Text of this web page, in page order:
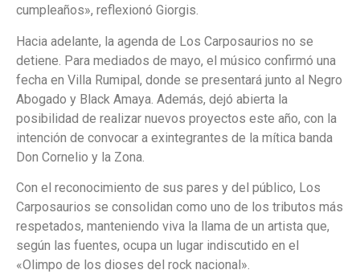
cumpleaños», reflexionó Giorgis.
Hacia adelante, la agenda de Los Carposaurios no se
detiene. Para mediados de mayo, el músico confirmó una
fecha en Villa Rumipal, donde se presentará junto al Negro
Abogado y Black Amaya. Además, dejó abierta la
posibilidad de realizar nuevos proyectos este año, con la
intención de convocar a exintegrantes de la mítica banda
Don Cornelio y la Zona.
Con el reconocimiento de sus pares y del público, Los
Carposaurios se consolidan como uno de los tributos más
respetados, manteniendo viva la llama de un artista que,
según las fuentes, ocupa un lugar indiscutido en el
«Olimpo de los dioses del rock nacional».